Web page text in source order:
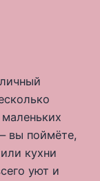
вы поймёте,
кухни
уют и